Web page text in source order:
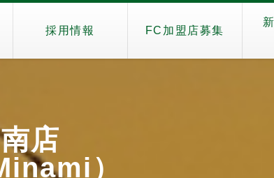
採用情報 FC加盟店募集
店
）